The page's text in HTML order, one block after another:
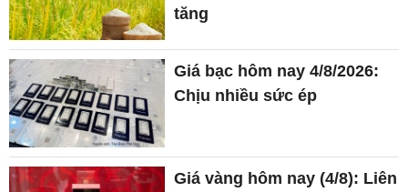
tăng
Giá bạc hôm nay 4/8/2026:
Chịu nhiều sức ép
Giá vàng hôm nay (4/8): Liên